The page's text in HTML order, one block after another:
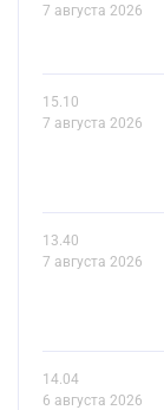
7 августа 2026
15.10
7 августа 2026
13.40
7 августа 2026
14.04
6 августа 2026